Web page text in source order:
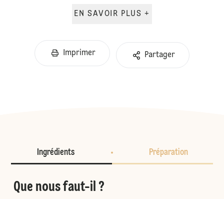
EN SAVOIR PLUS +
Imprimer Partager
Ingrédients Préparation
Que nous faut-il ?